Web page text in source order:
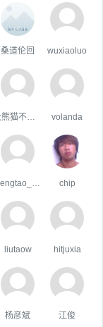
桑道伦回 wuxiaoluo
volanda
chip
liutaow hitjuxia
杨彦斌 江俊